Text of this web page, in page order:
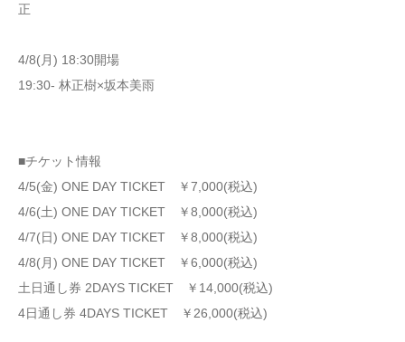
正
4/8(月) 18:30開場
19:30- 林正樹×坂本美雨
■チケット情報
4/5(金) ONE DAY TICKET ￥7,000(税込)
4/6(土) ONE DAY TICKET ￥8,000(税込)
4/7(日) ONE DAY TICKET ￥8,000(税込)
4/8(月) ONE DAY TICKET ￥6,000(税込)
土日通し券 2DAYS TICKET ￥14,000(税込)
4日通し券 4DAYS TICKET ￥26,000(税込)